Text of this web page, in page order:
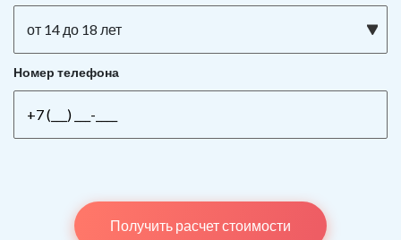
от 14 до 18 лет
Номер телефона
Получить расчет стоимости